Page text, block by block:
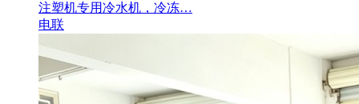
注塑机专用冷水机，冷冻…
电联